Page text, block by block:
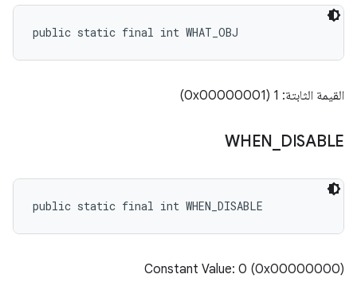
public static final int WHAT_OBJ
القيمة الثابتة: 1 (0x00000001)
WHEN DISABLE
public static final int WHEN_DISABLE
Constant Value: 0 (0x00000000)